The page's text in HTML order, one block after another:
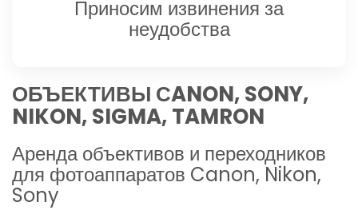
Приносим извинения за
неудобства
ОБЪЕКТИВЫ СANON, SONY,
NIKON, SIGMA, TAMRON
Аренда объективов и переходников
для фотоаппаратов Canon, Nikon,
Sony